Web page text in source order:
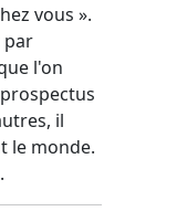
vous ».
par
l'on
il
le monde.